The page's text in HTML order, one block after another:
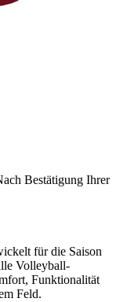
Bestätigung Ihrer
für die Saison
Volleyball-
Funktionalität
Feld.